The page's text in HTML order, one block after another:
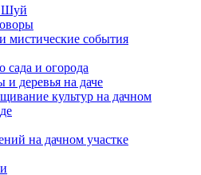
Шуй
мистические события
сада и огорода
деревья на даче
культур на дачном
на дачном участке